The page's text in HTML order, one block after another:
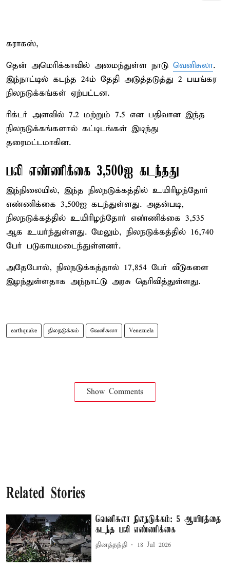
கராகஸ்,
தென் அமெரிக்காவில் அமைந்துள்ள நாடு வெனிசுலா.
இந்நாட்டில் கடந்த 24ம் தேதி அடுத்தடுத்து 2 பயங்கர
நிலநடுக்கங்கள் ஏற்பட்டன.
ரிக்டர் அளவில் 7.2 மற்றும் 7.5 என பதிவான இந்த
நிலநடுக்கங்களால் கட்டிடங்கள் இடிந்து
தரைமட்டமாகின.
பலி எண்ணிக்கை 3,500ஐ கடந்தது
இந்நிலையில், இந்த நிலநடுக்கத்தில் உயிரிழந்தோர்
எண்ணிக்கை 3,500ஐ கடந்துள்ளது. அதன்படி,
நிலநடுக்கத்தில் உயிரிழந்தோர் எண்ணிக்கை 3,535
ஆக உயர்ந்துள்ளது. மேலும், நிலநடுக்கத்தில் 16,740
பேர் படுகாயமடைந்துள்ளனர்.
அதேபோல், நிலநடுக்கத்தால் 17,854 பேர் வீடுகளை
இழந்துள்ளதாக அந்நாட்டு அரசு தெரிவித்துள்ளது.
earthquake நிலநடுக்கம் வெனிசுலா Venezuela
Show Comments
Related Stories
வெனிசுலா நிலநடுக்கம்: 5 ஆயிரத்தை
கடந்த பலி எண்ணிக்கை
தினத்தந்தி 18 Jul 2026